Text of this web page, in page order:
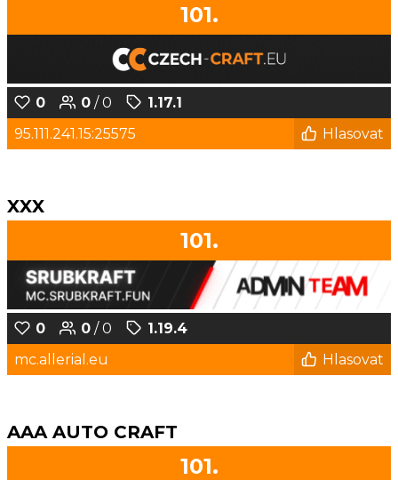
101.
0 0 / 0
1.17.1
95.111.241.15:25575
Hlasovat
XXX
101.
0 0 / 0
1.19.4
mc.allerial.eu
Hlasovat
AAA AUTO CRAFT
101.